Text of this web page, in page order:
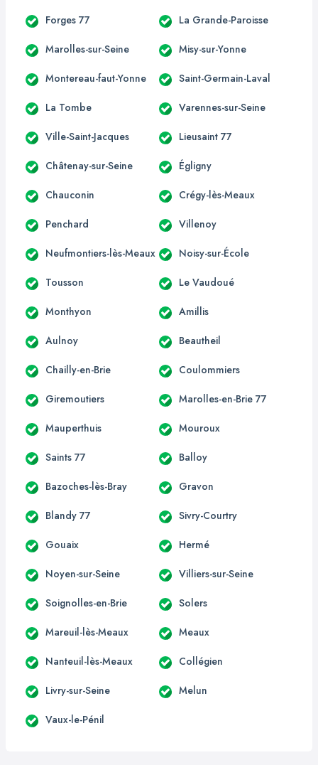
Forges 77 La Grande-Paroisse
Marolles-sur-Seine Misy-sur-Yonne
Montereau-faut-Yonne Saint-Germain-Laval
La Tombe Varennes-sur-Seine
Ville-Saint-Jacques Lieusaint 77
Châtenay-sur-Seine Égligny
Chauconin Crégy-lès-Meaux
Penchard Villenoy
Neufmontiers-lès-Meaux Noisy-sur-École
Tousson Le Vaudoué
Monthyon Amillis
Aulnoy Beautheil
Chailly-en-Brie Coulommiers
Giremoutiers Marolles-en-Brie 77
Mauperthuis Mouroux
Saints 77 Balloy
Bazoches-lès-Bray Gravon
Blandy 77 Sivry-Courtry
Gouaix Hermé
Noyen-sur-Seine Villiers-sur-Seine
Soignolles-en-Brie Solers
Mareuil-lès-Meaux Meaux
Nanteuil-lès-Meaux Collégien
Livry-sur-Seine Melun
Vaux-le-Pénil